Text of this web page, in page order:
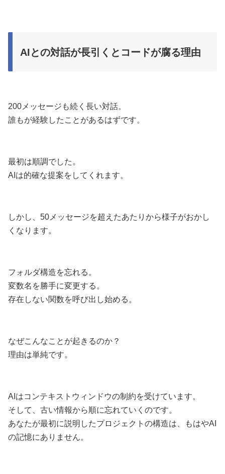
AIとの対話が長引くとコードが腐る理由
200メッセージも続く長い対話。
誰もが経験したことがあるはずです。
最初は順調でした。
AIは的確な提案をしてくれます。
しかし、50メッセージを超えたあたりから様子がおかし
くなります。
フォルダ構造を忘れる。
変数名を勝手に変更する。
存在しない関数を呼び出し始める。
なぜこんなことが起きるのか？
理由は単純です。
AIはコンテキストウィンドウの制約を受けています。
そして、古い情報から順に忘れていくのです。
あなたが最初に説明したプロジェクトの構造は、もはやAI
の記憶にありません。